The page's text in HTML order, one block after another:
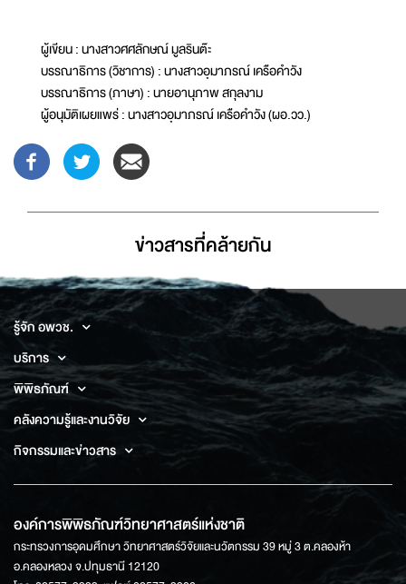
ผู้เขียน : นางสาวศศลักษณ์ มูลรินต๊ะ
บรรณาธิการ (วิชาการ) : นางสาวอุมาภรณ์ เครือคำวัง
บรรณาธิการ (ภาษา) : นายอานุภาพ สกุลงาม
ผู้อนุมัติเผยแพร่ : นางสาวอุมาภรณ์ เครือคำวัง (ผอ.วว.)
ข่าวสารที่่คล้ายกัน
รู้จัก อพวช.
บริการ
พิพิธภัณฑ์
คลังความรู้และงานวิจัย
กิจกรรมและข่าวสาร
องค์การพิพิธภัณฑ์วิทยาศาสตร์แห่งชาติ
กระทรวงการอุดมศึกษา วิทยาศาสตร์วิจัยและนวัตกรรม 39 หมู่ 3 ต.คลองห้า
อ.คลองหลวง จ.ปทุมธานี 12120